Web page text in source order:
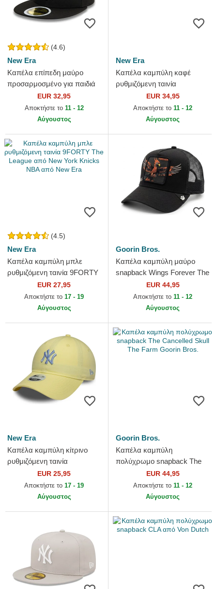
(4.6)
New Era
Καπέλα επίπεδη μαύρο
προσαρμοσμένο για παιδιά
59FIFTY από New York
Yankees MLB από New Era
EUR 32,95
Αποκτήστε το 11 - 12
Αύγουστος
New Era
Καπέλα καμπύλη καφέ
ρυθμιζόμενη ταινία
9TWENTY Animal Print από
New York Yankees MLB από
EUR 34,95
Αποκτήστε το 11 - 12
Αύγουστος
(4.5)
New Era
Καπέλα καμπύλη μπλε
ρυθμιζόμενη ταινία 9FORTY
The League από New York
Knicks NBA από New Era
EUR 27,95
Αποκτήστε το 17 - 19
Αύγουστος
Goorin Bros.
Καπέλα καμπύλη μαύρο
snapback Wings Forever The
Farm Goorin Bros.
EUR 44,95
Αποκτήστε το 11 - 12
Αύγουστος
New Era
Καπέλα καμπύλη κίτρινο
ρυθμιζόμενη ταινία
9TWENTY League Essential
Midi από New York Yankees
EUR 25,95
Αποκτήστε το 17 - 19
Αύγουστος
Goorin Bros.
Καπέλα καμπύλη
πολύχρωμο snapback The
Cancelled Skull The Farm
Goorin Bros.
EUR 44,95
Αποκτήστε το 11 - 12
Αύγουστος